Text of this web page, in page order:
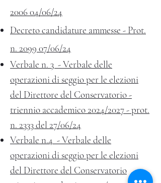
2006 04/06/24
Decreto candidature ammesse - Prot.
n. 2099 07/06/24
Verbale n. 3 - Verbale delle
operazioni di seggio per le elezioni
del Direttore del Conservatorio -
triennio accademico 2024/2027 - prot.
n. 2333 del 27/06/24
Verbale n.4 - Verbale delle
operazioni di seggio per le elezioni
del Direttore del Conservatorio